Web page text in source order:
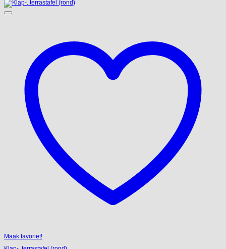
Maak favoriet!